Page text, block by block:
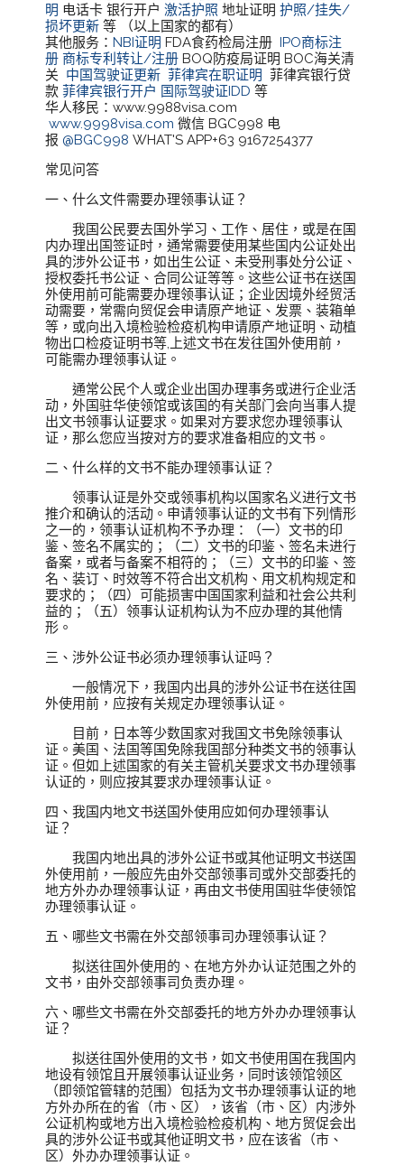
明 电话卡 银行开户激活护照 地址证明护照/挂失/
损坏更新 等 （以上国家的都有）
其他服务：NBI证明 FDA食药检局注册IPO商标注
册 商标专利转让/注册 BOQ防疫局证明 BOC海关清
关 中国驾驶证更新 菲律宾在职证明 菲律宾银行贷
款菲律宾银行开户 国际驾驶证IDD 等
华人移民：www.9988visa.com
www.9998visa.com 微信 BGC998 电
报 @BGC998 WHAT'S APP+63 9167254377
常见问答
一、什么文件需要办理领事认证？
我国公民要去国外学习、工作、居住，或是在国
内办理出国签证时，通常需要使用某些国内公证处出
具的涉外公证书，如出生公证、未受刑事处分公证、
授权委托书公证、合同公证等等。这些公证书在送国
外使用前可能需要办理领事认证；企业因境外经贸活
动需要，常需向贸促会申请原产地证、发票、装箱单
等，或向出入境检验检疫机构申请原产地证明、动植
物出口检疫证明书等,上述文书在发往国外使用前，
可能需办理领事认证。
通常公民个人或企业出国办理事务或进行企业活
动，外国驻华使领馆或该国的有关部门会向当事人提
出文书领事认证要求。如果对方要求您办理领事认
证，那么您应当按对方的要求准备相应的文书。
二、什么样的文书不能办理领事认证？
领事认证是外交或领事机构以国家名义进行文书
推介和确认的活动。申请领事认证的文书有下列情形
之一的，领事认证机构不予办理：（一）文书的印
鉴、签名不属实的；（二）文书的印鉴、签名未进行
备案，或者与备案不相符的；（三）文书的印鉴、签
名、装订、时效等不符合出文机构、用文机构规定和
要求的；（四）可能损害中国国家利益和社会公共利
益的；（五）领事认证机构认为不应办理的其他情
形。
三、涉外公证书必须办理领事认证吗？
一般情况下，我国内出具的涉外公证书在送往国
外使用前，应按有关规定办理领事认证。
目前，日本等少数国家对我国文书免除领事认
证。美国、法国等国免除我国部分种类文书的领事认
证。但如上述国家的有关主管机关要求文书办理领事
认证的，则应按其要求办理领事认证。
四、我国内地文书送国外使用应如何办理领事认
证？
我国内地出具的涉外公证书或其他证明文书送国
外使用前，一般应先由外交部领事司或外交部委托的
地方外办办理领事认证，再由文书使用国驻华使领馆
办理领事认证。
五、哪些文书需在外交部领事司办理领事认证？
拟送往国外使用的、在地方外办认证范围之外的
文书，由外交部领事司负责办理。
六、哪些文书需在外交部委托的地方外办办理领事认
证？
拟送往国外使用的文书，如文书使用国在我国内
地设有领馆且开展领事认证业务，同时该领馆领区
（即领馆管辖的范围）包括为文书办理领事认证的地
方外办所在的省（市、区），该省（市、区）内涉外
公证机构或地方出入境检验检疫机构、地方贸促会出
具的涉外公证书或其他证明文书，应在该省（市、
区）外办办理领事认证。